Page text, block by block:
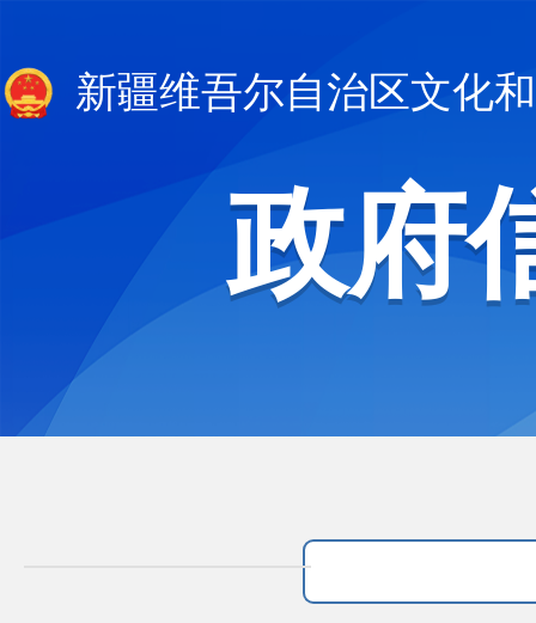
新疆维吾尔自治区文化
政府